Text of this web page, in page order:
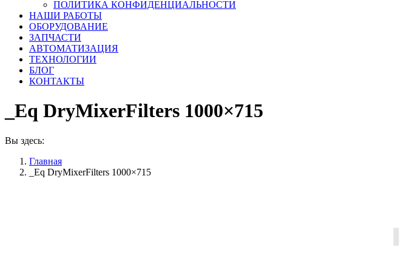
ПОЛИТИКА КОНФИДЕНЦИАЛЬНОСТИ
НАШИ РАБОТЫ
ОБОРУДОВАНИЕ
ЗАПЧАСТИ
АВТОМАТИЗАЦИЯ
ТЕХНОЛОГИИ
БЛОГ
КОНТАКТЫ
_Eq DryMixerFilters 1000×715
Вы здесь:
Главная
_Eq DryMixerFilters 1000×715